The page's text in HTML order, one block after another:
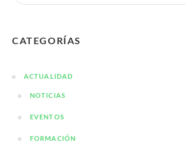
CATEGORÍAS
ACTUALIDAD
NOTICIAS
EVENTOS
FORMACIÓN